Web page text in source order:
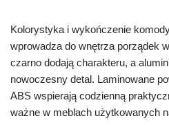
Kolorystyka i wykończenie
wprowadza do wnętrza porządek
czarno dodają charakteru, a
nowoczesny detal. Laminowane
ABS wspierają codzienną
ważne w meblach użytkowanych